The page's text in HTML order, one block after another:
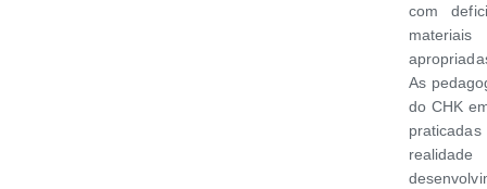
com
As
do CHK